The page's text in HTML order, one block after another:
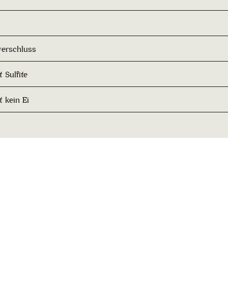
Sulfite
kein Ei